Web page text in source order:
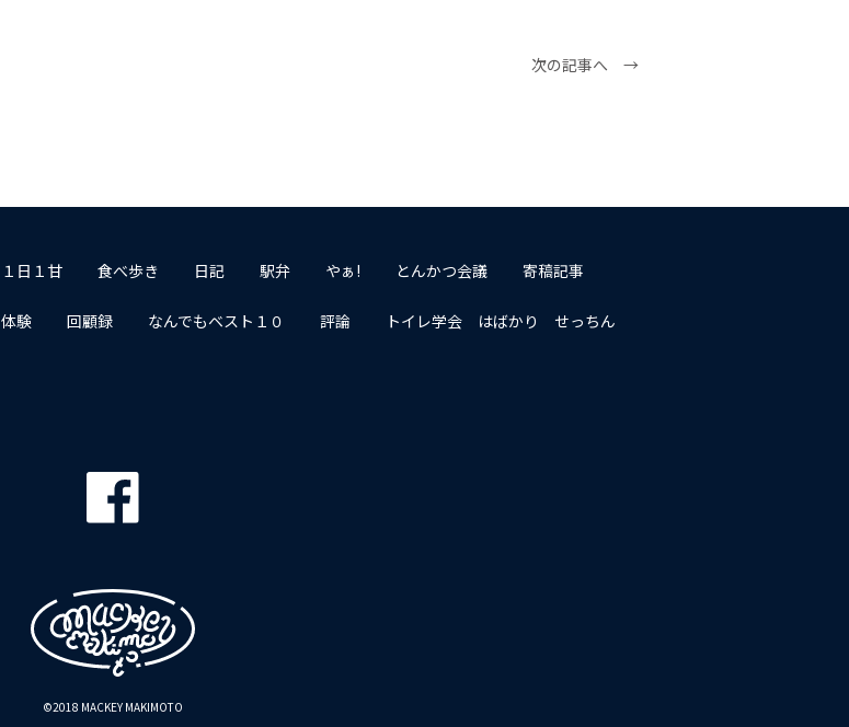
次の記事へ →
１日１甘 食べ歩き 日記 駅弁 やぁ! とんかつ会議 寄稿記事
体験 回顧録 なんでもベスト１０ 評論 トイレ学会 はばかり せっちん
©2018 MACKEY MAKIMOTO